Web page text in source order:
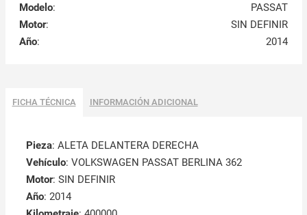
Modelo:
PASSAT
Motor:
SIN DEFINIR
Año: 2014
FICHA TÉCNICA INFORMACIÓN ADICIONAL
Pieza: ALETA DELANTERA DERECHA
Vehículo: VOLKSWAGEN PASSAT BERLINA 362
Motor: SIN DEFINIR
Año: 2014